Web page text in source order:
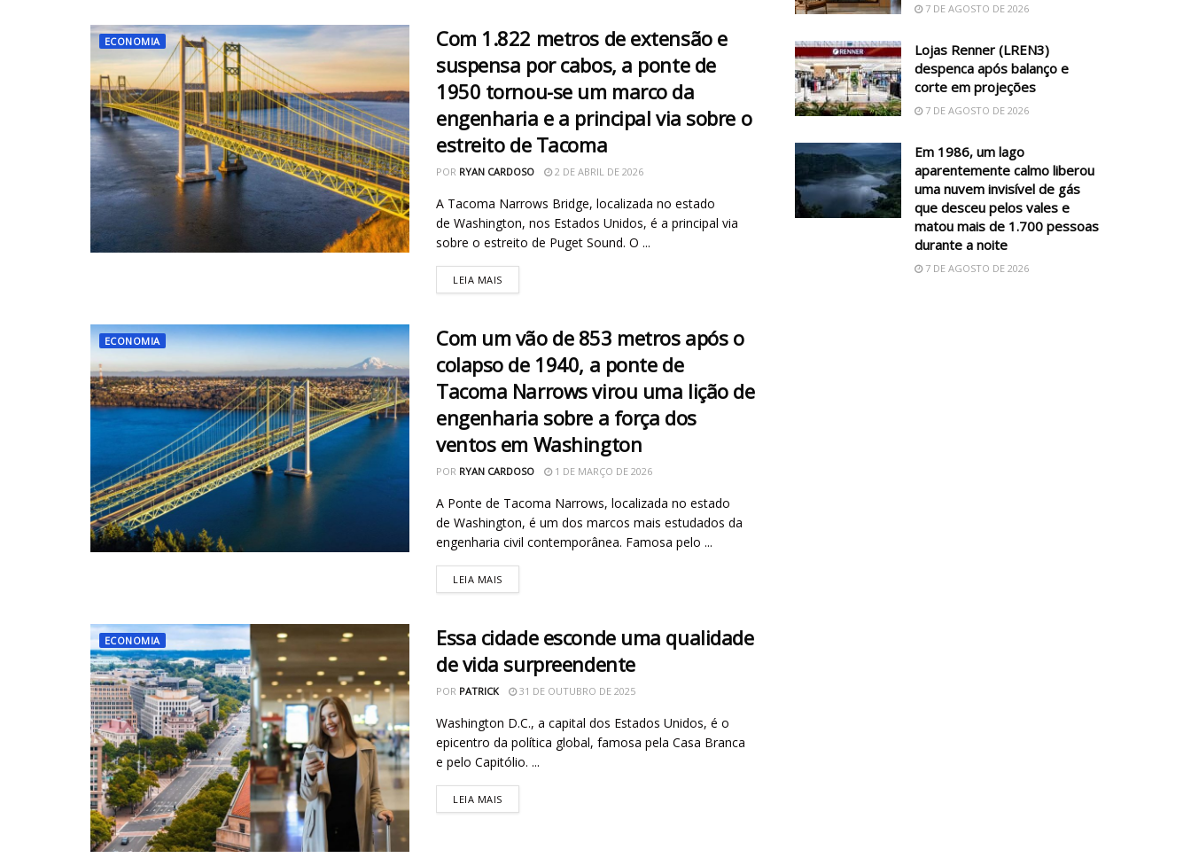
ECONOMIA
Com 1.822 metros de extensão e
suspensa por cabos, a ponte de
1950 tornou-se um marco da
engenharia e a principal via sobre o
estreito de Tacoma
POR RYAN CARDOSO 2 DE ABRIL DE 2026
A Tacoma Narrows Bridge, localizada no estado
de Washington, nos Estados Unidos, é a principal via
sobre o estreito de Puget Sound. O ...
LEIA MAIS
ECONOMIA
Com um vão de 853 metros após o
colapso de 1940, a ponte de
Tacoma Narrows virou uma lição de
engenharia sobre a força dos
ventos em Washington
POR RYAN CARDOSO 1 DE MARÇO DE 2026
A Ponte de Tacoma Narrows, localizada no estado
de Washington, é um dos marcos mais estudados da
engenharia civil contemporânea. Famosa pelo ...
LEIA MAIS
ECONOMIA
Essa cidade esconde uma qualidade
de vida surpreendente
POR PATRICK 31 DE OUTUBRO DE 2025
Washington D.C., a capital dos Estados Unidos, é o
epicentro da política global, famosa pela Casa Branca
e pelo Capitólio. ...
LEIA MAIS
7 DE AGOSTO DE 2026
Lojas Renner (LREN3)
despenca após balanço e
corte em projeções
7 DE AGOSTO DE 2026
Em 1986, um lago
aparentemente calmo liberou
uma nuvem invisível de gás
que desceu pelos vales e
matou mais de 1.700 pessoas
durante a noite
7 DE AGOSTO DE 2026